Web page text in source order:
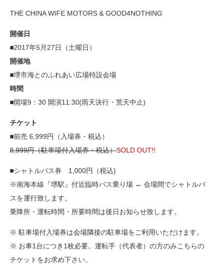
THE CHINA WIFE MOTORS & GOOD4NOTHING
開催日
■2017年5月27日（土曜日）
開催地
■堺市海とのふれあい広場特設会場
時間
■開場9：30 開演11:30(雨天決行・荒天中止)
チケット
■前売 6,999円（入場券・税込）
8,999円（駐車場付入場券・税込）SOLD OUT!!
■シャトルバス券 1,000円（税込)
※南海本線『堺駅』付近臨時バス乗り場 ↔︎ 会場間でシャトルバ
スを運行致します。
乗降所・運転時間・所要時間は後日お知らせ致します。
※ 駐車場付入場券は会場隣接の駐車場をご利用いただけます。
※ お車1台につき1枚必要。運転手（代表者）の方のみこちらの
チケットをお求め下さい。